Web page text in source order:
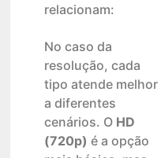
relacionam:
No caso da
resolução, cada
tipo atende melhor
a diferentes
cenários. O HD
(720p) é a opção